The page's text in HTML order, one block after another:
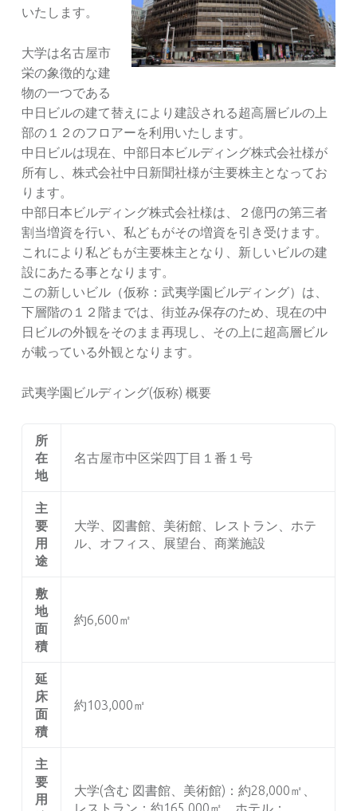
いたします。
大学は名古屋市
栄の象徴的な建
物の一つである
中日ビルの建て替えにより建設される超高層ビルの上
部の１２のフロアーを利用いたします。
中日ビルは現在、中部日本ビルディング株式会社様が
所有し、株式会社中日新聞社様が主要株主となってお
ります。
中部日本ビルディング株式会社様は、２億円の第三者
割当増資を行い、私どもがその増資を引き受けます。
これにより私どもが主要株主となり、新しいビルの建
設にあたる事となります。
この新しいビル（仮称：武夷学園ビルディング）は、
下層階の１２階までは、街並み保存のため、現在の中
日ビルの外観をそのまま再現し、その上に超高層ビル
が載っている外観となります。
武夷学園ビルディング(仮称) 概要
所
在
地
名古屋市中区栄四丁目１番１号
主
要
用
途
大学、図書館、美術館、レストラン、ホテ
ル、オフィス、展望台、商業施設
敷
地
面
積
約6,600㎡
延
床
面
積
約103,000㎡
主
要
用
大学(含む 図書館、美術館)：約28,000㎡、
レストラン：約165,000㎡、ホテル：